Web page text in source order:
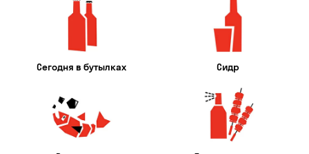
Сегодня в бутылках Сидр